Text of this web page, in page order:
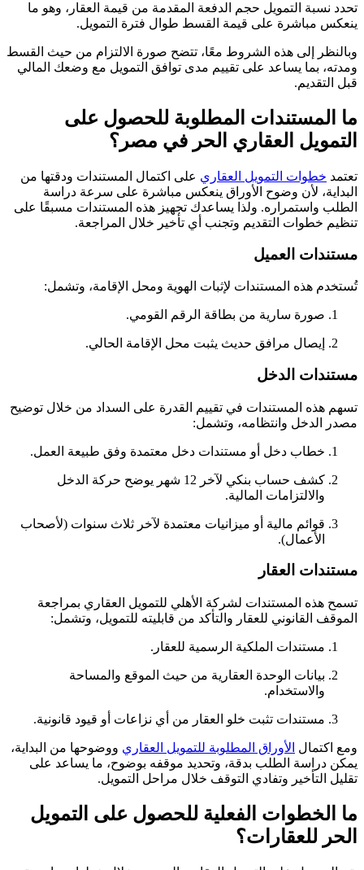
تحدد نسبة التمويل حجم الدفعة المقدمة من قيمة العقار، وهو ما
ينعكس مباشرة على قيمة القسط طوال فترة التمويل.
وبالنظر إلى هذه الشروط معًا، تتضح صورة الالتزام من حيث القسط
ومدته، بما يساعد على تقييم مدى توافق التمويل مع وضعك المالي
قبل التقديم.
ما المستندات المطلوبة للحصول على
التمويل العقاري الحر في مصر؟
تعتمد خطوات التمويل العقاري على اكتمال المستندات ودقتها من
البداية، لأن وضوح الأوراق ينعكس مباشرة على سرعة دراسة
الطلب واستمراره. ولذا يساعدك تجهيز هذه المستندات مسبقًا على
تنظيم خطوات التقديم وتجنب أي تأخير خلال المراجعة.
مستندات العميل
تُستخدم هذه المستندات لإثبات الهوية ومحل الإقامة، وتشمل:
صورة سارية من بطاقة الرقم القومي.
إيصال مرافق حديث يثبت محل الإقامة الحالي.
مستندات الدخل
تسهم هذه المستندات في تقييم القدرة على السداد من خلال توضيح
مصدر الدخل وانتظامه، وتشمل:
خطاب دخل أو مستندات دخل معتمدة وفق طبيعة العمل.
كشف حساب بنكي لآخر 12 شهر يوضح حركة الدخل
والالتزامات المالية.
قوائم مالية أو ميزانيات معتمدة لآخر ثلاث سنوات (لأصحاب
الأعمال).
مستندات العقار
تسمح هذه المستندات لشركة الأهلي للتمويل العقاري بمراجعة
الموقف القانوني للعقار والتأكد من قابليته للتمويل، وتشمل:
مستندات الملكية الرسمية للعقار.
بيانات الوحدة العقارية من حيث الموقع والمساحة
والاستخدام.
مستندات تثبت خلو العقار من أي نزاعات أو قيود قانونية.
ومع اكتمال الأوراق المطلوبة للتمويل العقاري ووضوحها من البداية،
يمكن دراسة الطلب بدقة، وتحديد موقفه بوضوح، ما يساعد على
تقليل التأخير وتفادي التوقف خلال مراحل التمويل.
ما الخطوات الفعلية للحصول على التمويل
الحر للعقارات؟